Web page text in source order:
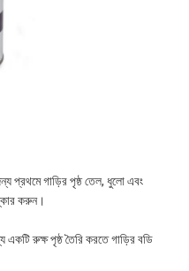
প্রথমে গাড়ির পৃষ্ঠ তেল, ধুলো এবং
করুন।
একটি রুক্ষ পৃষ্ঠ তৈরি করতে গাড়ির বডি